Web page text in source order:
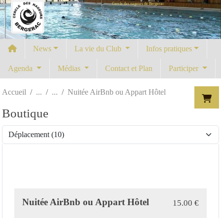
Cercle des nageurs de Bergerac
News La vie du Club Infos pratiques
Agenda Médias Contact et Plan Participer
Accueil Nuitée AirBnb ou Appart Hôtel
Boutique
Nuitée AirBnb ou Appart Hôtel 15.00 €
Panneau de gestion des cookies